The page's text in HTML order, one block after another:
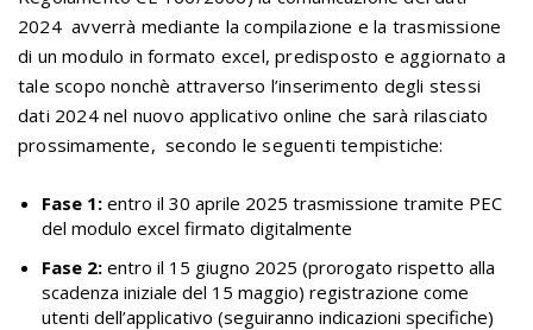
2024 avverrà mediante la compilazione e la trasmissione
di un modulo in formato excel, predisposto e aggiornato a
tale scopo nonchè attraverso l’inserimento degli stessi
dati 2024 nel nuovo applicativo online che sarà rilasciato
prossimamente, secondo le seguenti tempistiche:
Fase 1: entro il 30 aprile 2025 trasmissione tramite PEC
del modulo excel firmato digitalmente
Fase 2: entro il 15 giugno 2025 (prorogato rispetto alla
scadenza iniziale del 15 maggio) registrazione come
utenti dell’applicativo (seguiranno indicazioni specifiche)